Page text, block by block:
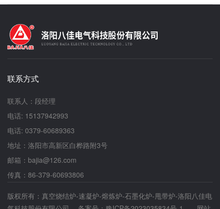
确保其处于正常范围内。如发现异常，应及时采取
理和维护工作。在清理过程中，注意避免使用腐蚀
性清洁剂，以免损坏设备表面。同时，检查设备是
同时，操作人员应熟悉火灾应急预案，掌握基本的
灭火技能。在设备运行过程中，严禁携带易燃易爆
高温工作环境，操作人员有被烫伤的风险。因此，
在操作过程中，应保持与高温部位的安全距离，避
如隔热手套、防护服等，以防烫伤。3. 防触电真
空速凝炉的电气系统存在触电风险。因此，在操作
现象。同时，定期检查电气设备的接地情况，确保
其安全可靠。在设备运行过程中，严禁触摸裸露的
如一颗璀璨的新星，为石墨产业带来了未有的发展
契机，正逐步成为行业转型升级的“宠儿”。纯度提
杂质的干扰。在高温的“催化”下，石墨原料中原本
出。以天然石墨处理为例，经过该技术的精心雕
琢，其纯度能够从常见的 90% - 95% 一跃提升至
成功打开了锂电池负极材料、半导体制造等高精尖
领域的大门，极大地拓宽了石墨产品的市场版图，
工业应用竞争力飙升从产品性能的角度审视，真空
在真空环境的温柔呵护下，石墨晶体结构迎来
联系方式
联系人：段经理
电话: 15137942993
电话: 0379-60689363
地址：洛阳市高新区白桦路附3号
邮箱：bajia@126.com
传真：86-379-60693806
版权所有：真空烧结炉-速凝炉-熔炼炉-石墨化炉-甩带炉-洛阳八佳电